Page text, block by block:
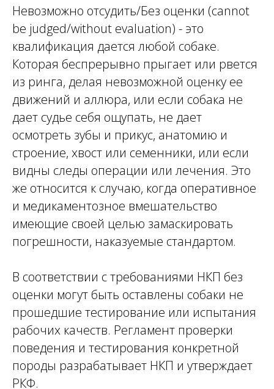
Невозможно отсудить/Без оценки (cannot
be judged/without evaluation) - это
квалификация дается любой собаке.
Которая беспрерывно прыгает или рвется
из ринга, делая невозможной оценку ее
движений и аллюра, или если собака не
дает судье себя ощупать, не дает
осмотреть зубы и прикус, анатомию и
строение, хвост или семенники, или если
видны следы операции или лечения. Это
же относится к случаю, когда оперативное
и медикаментозное вмешательство
имеющие своей целью замаскировать
погрешности, наказуемые стандартом.
В соответствии с требованиями НКП без
оценки могут быть оставлены собаки не
прошедшие тестирование или испытания
рабочих качеств. Регламент проверки
поведения и тестирования конкретной
породы разрабатывает НКП и утверждает
РКФ.